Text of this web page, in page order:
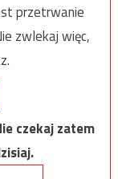
przetrwanie
zwlekaj więc,
czekaj zatem